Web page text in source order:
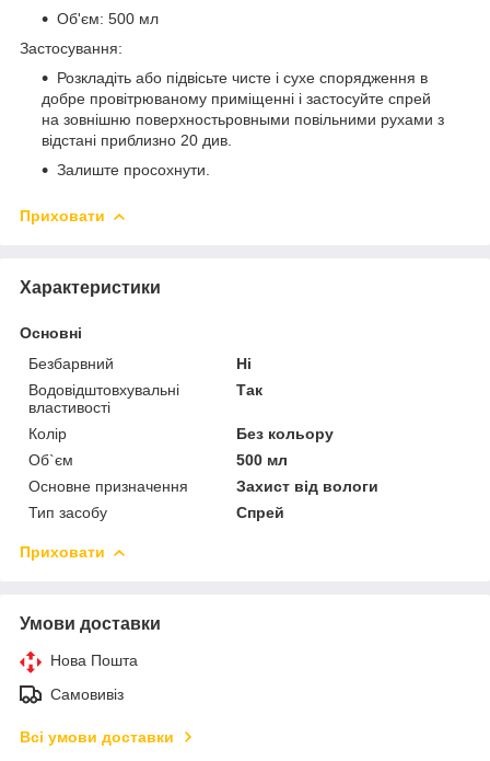
Об'єм: 500 мл
Застосування:
Розкладіть або підвісьте чисте і сухе спорядження в
добре провітрюваному приміщенні і застосуйте спрей
на зовнішню поверхностьровными повільними рухами з
відстані приблизно 20 див.
Залиште просохнути.
Приховати
Характеристики
Основні
Безбарвний
Ні
Водовідштовхувальні
властивості
Так
Колір
Без кольору
Об`єм
500 мл
Основне призначення
Захист від вологи
Тип засобу
Спрей
Приховати
Умови доставки
Нова Пошта
Самовивіз
Всі умови доставки